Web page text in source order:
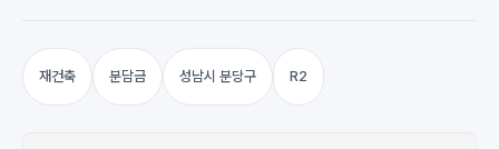
재건축 분담금 성남시 분당구 R2